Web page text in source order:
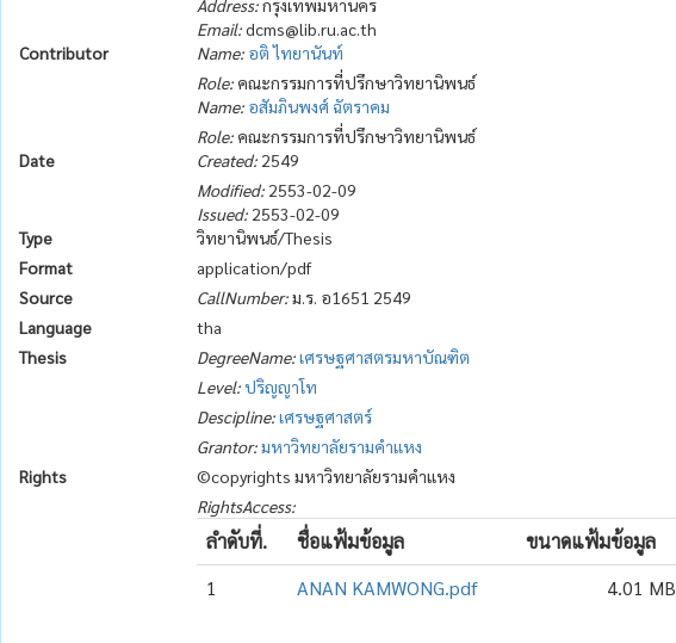
Address:กรุงเทพมหานคร
Email:dcms@lib.ru.ac.th
Contributor
Name: อติ ไทยานันท์
Role: คณะกรรมการที่ปรึกษาวิทยานิพนธ์
Name: อสัมภินพงศ์ ฉัตราคม
Role: คณะกรรมการที่ปรึกษาวิทยานิพนธ์
Date
Created: 2549
Modified: 2553-02-09
Issued: 2553-02-09
Type
วิทยานิพนธ์/Thesis
Format
application/pdf
Source
CallNumber:ม.ร. อ1651 2549
Language
tha
Thesis
DegreeName:เศรษฐศาสตรมหาบัณฑิต
Level:ปริญญาโท
Descipline:เศรษฐศาสตร์
Grantor:มหาวิทยาลัยรามคำแหง
Rights
©copyrights มหาวิทยาลัยรามคำแหง
RightsAccess:
ลำดับที่. ชื่อแฟ้มข้อมูล ขนาดแฟ้มข้อมูล
1
ANAN KAMWONG.pdf 4.01 MB